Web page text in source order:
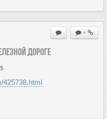
+
дороге
425738.html